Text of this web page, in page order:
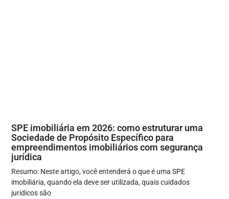
SPE imobiliária em 2026: como estruturar uma
Sociedade de Propósito Específico para
empreendimentos imobiliários com segurança
jurídica
Resumo: Neste artigo, você entenderá o que é uma SPE
imobiliária, quando ela deve ser utilizada, quais cuidados
jurídicos são